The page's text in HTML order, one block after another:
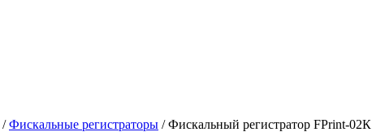
/ Фискальные регистраторы / Фискальный регистратор FPrint-02К